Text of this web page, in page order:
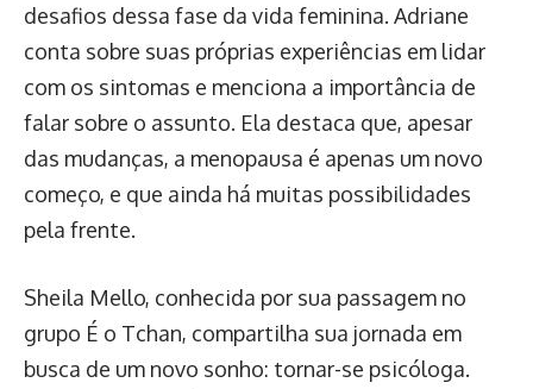
desafios dessa fase da vida feminina. Adriane
conta sobre suas próprias experiências em lidar
com os sintomas e menciona a importância de
falar sobre o assunto. Ela destaca que, apesar
das mudanças, a menopausa é apenas um novo
começo, e que ainda há muitas possibilidades
pela frente.
Sheila Mello, conhecida por sua passagem no
grupo É o Tchan, compartilha sua jornada em
busca de um novo sonho: tornar-se psicóloga.